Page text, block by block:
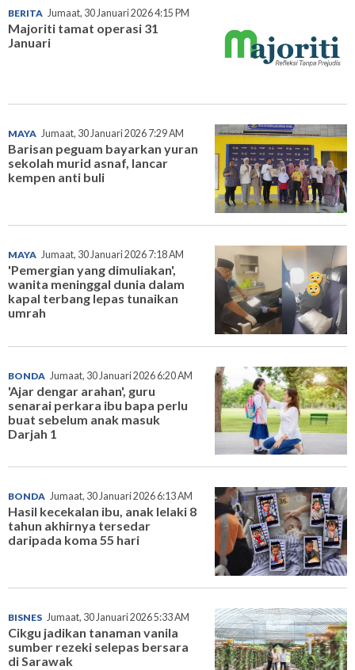
BERITA Jumaat, 30 Januari 2026 4:15 PM
Majoriti tamat operasi 31
Januari
MAYA Jumaat, 30 Januari 2026 7:29 AM
Barisan peguam bayarkan yuran
sekolah murid asnaf, lancar
kempen anti buli
MAYA Jumaat, 30 Januari 2026 7:18 AM
'Pemergian yang dimuliakan',
wanita meninggal dunia dalam
kapal terbang lepas tunaikan
umrah
BONDA Jumaat, 30 Januari 2026 6:20 AM
'Ajar dengar arahan', guru
senarai perkara ibu bapa perlu
buat sebelum anak masuk
Darjah 1
BONDA Jumaat, 30 Januari 2026 6:13 AM
Hasil kecekalan ibu, anak lelaki 8
tahun akhirnya tersedar
daripada koma 55 hari
BISNES Jumaat, 30 Januari 2026 5:33 AM
Cikgu jadikan tanaman vanila
sumber rezeki selepas bersara
di Sarawak